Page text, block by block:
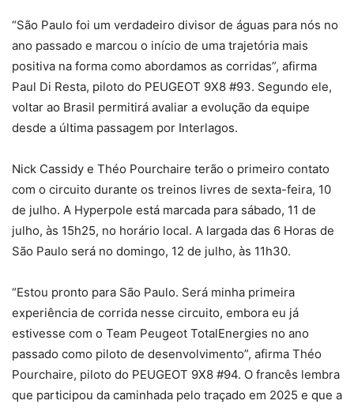
“São Paulo foi um verdadeiro divisor de águas para nós no
ano passado e marcou o início de uma trajetória mais
positiva na forma como abordamos as corridas”, afirma
Paul Di Resta, piloto do PEUGEOT 9X8 #93. Segundo ele,
voltar ao Brasil permitirá avaliar a evolução da equipe
desde a última passagem por Interlagos.
Nick Cassidy e Théo Pourchaire terão o primeiro contato
com o circuito durante os treinos livres de sexta-feira, 10
de julho. A Hyperpole está marcada para sábado, 11 de
julho, às 15h25, no horário local. A largada das 6 Horas de
São Paulo será no domingo, 12 de julho, às 11h30.
“Estou pronto para São Paulo. Será minha primeira
experiência de corrida nesse circuito, embora eu já
estivesse com o Team Peugeot TotalEnergies no ano
passado como piloto de desenvolvimento”, afirma Théo
Pourchaire, piloto do PEUGEOT 9X8 #94. O francês lembra
que participou da caminhada pelo traçado em 2025 e que a